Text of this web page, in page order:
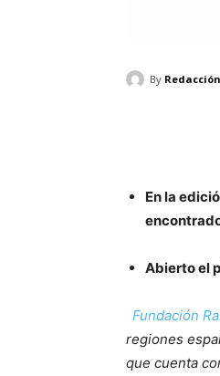
By
En la
Abierto el
Fundación
regiones
que cuenta